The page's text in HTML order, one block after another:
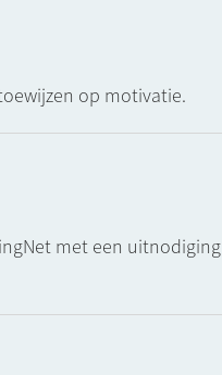
op motivatie.
met een